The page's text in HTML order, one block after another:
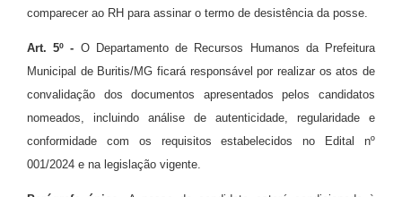
comparecer ao RH para assinar o termo de desistência da posse.
Art. 5º - O Departamento de Recursos Humanos da Prefeitura
Municipal de Buritis/MG ficará responsável por realizar os atos de
convalidação dos documentos apresentados pelos candidatos
nomeados, incluindo análise de autenticidade, regularidade e
conformidade com os requisitos estabelecidos no Edital nº
001/2024 e na legislação vigente.